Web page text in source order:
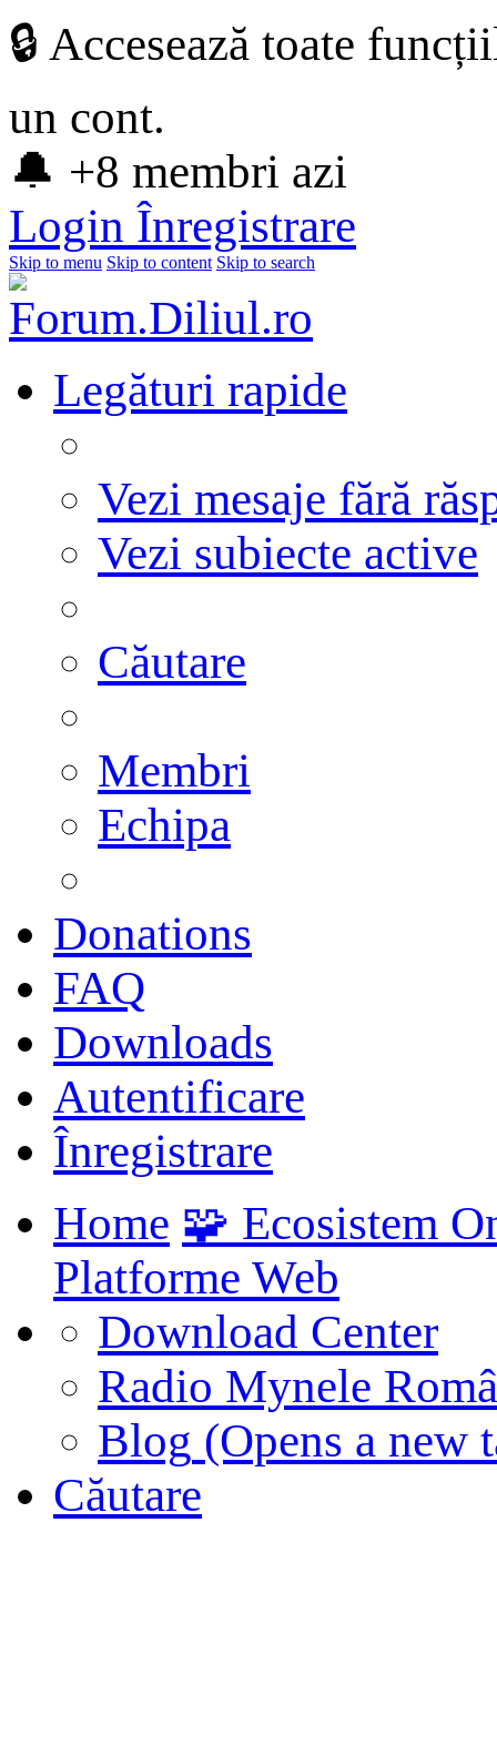
🔒 Accesează toate
un cont.
🔔 +8 membri azi
Login Înregistrare
Skip to menu Skip to content Skip to search
Legături rapide
Vezi mesaje fără
Vezi subiecte active
Căutare
Membri
Echipa
Donations
FAQ
Downloads
Autentificare
Înregistrare
Home 🧩 Ecosistem
Platforme Web
Download Center
Radio Mynele
Blog (Opens a new
Căutare